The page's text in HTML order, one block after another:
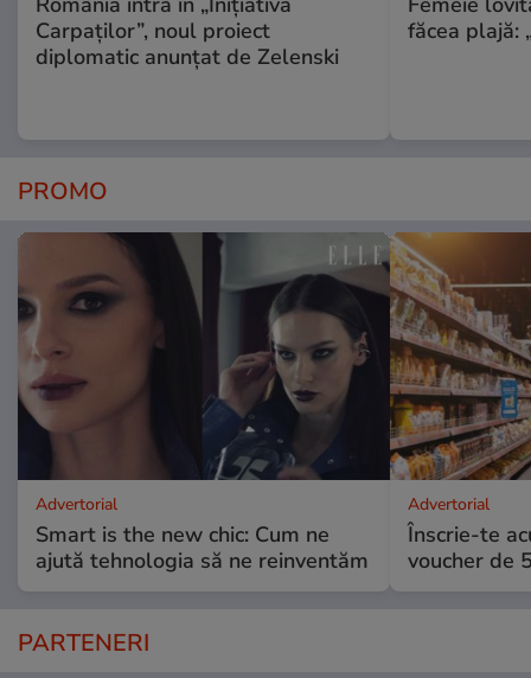
Carpaților”, noul proiect
diplomatic anunțat de Zelenski
făcea plajă:
PROMO
Advertorial
Smart is the new chic: Cum ne
ajută tehnologia să ne reinventăm
Advertorial
Înscrie-te
voucher de
PARTENERI